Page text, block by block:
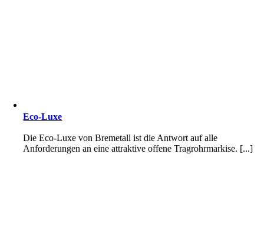
Eco-Luxe
Die Eco-Luxe von Bremetall ist die Antwort auf alle
Anforderungen an eine attraktive offene Tragrohrmarkise. [...]